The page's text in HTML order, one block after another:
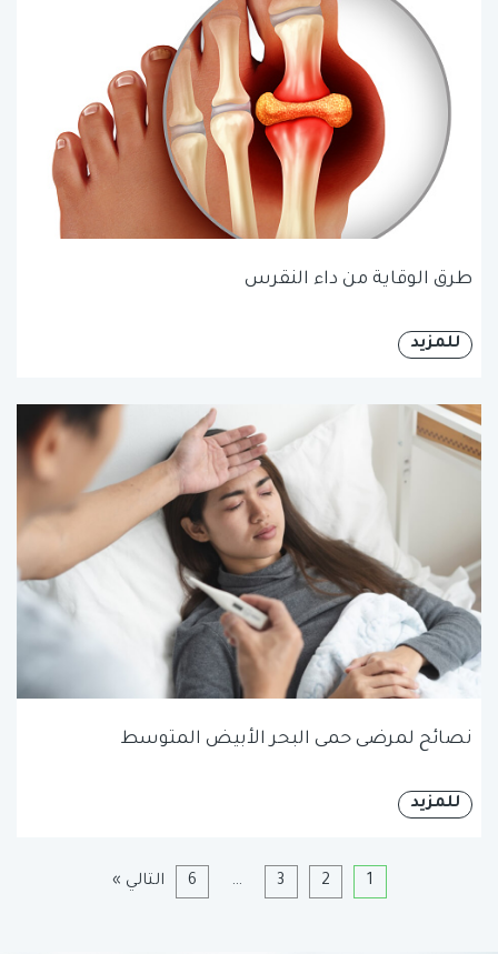
طرق الوقاية من داء النقرس
للمزيد
نصائح لمرضى حمى البحر الأبيض المتوسط
للمزيد
1
2
3
…
6 التالي »